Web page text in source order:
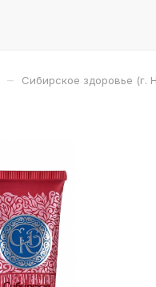
– Сибирское здоровье (г.